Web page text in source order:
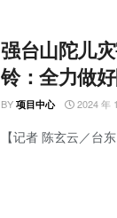
强台山陀儿
铃：全力做
BY 项目中心 2024 年
【记者 陈玄云／台